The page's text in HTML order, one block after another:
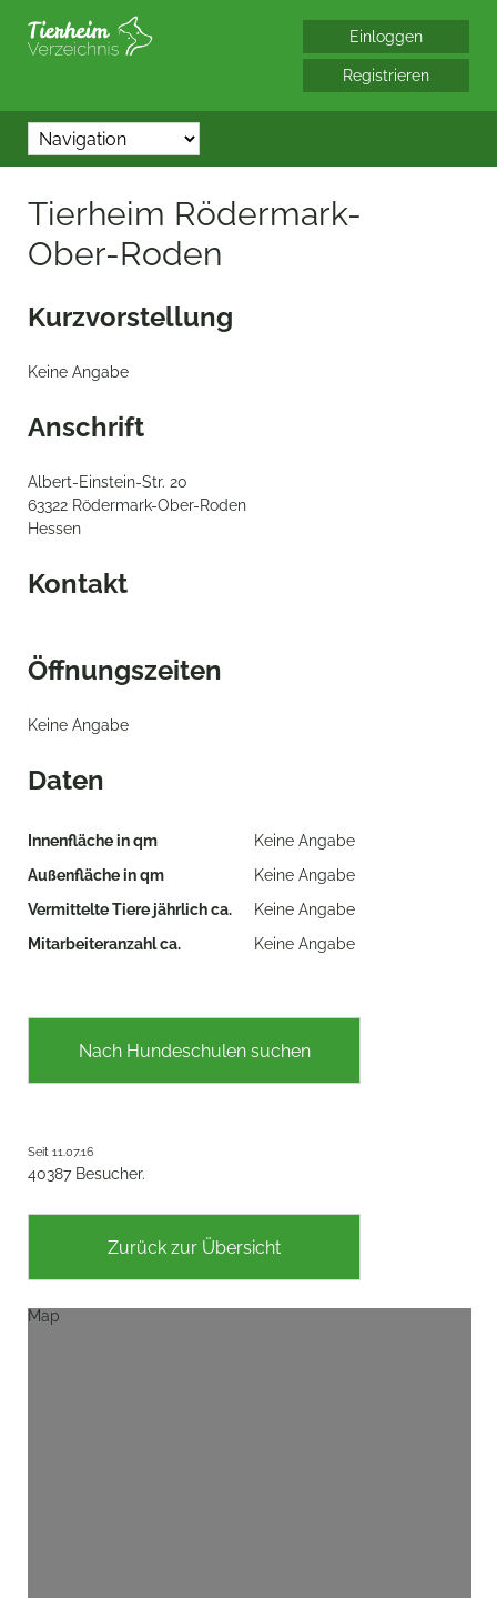
*/?> bool(false)
Tierheim Rödermark-
Ober-Roden
Kurzvorstellung
Keine Angabe
Anschrift
Albert-Einstein-Str. 20
63322 Rödermark-Ober-Roden
Hessen
Kontakt
Öffnungszeiten
Keine Angabe
Daten
Innenfläche in qm
Keine Angabe
Außenfläche in qm
Keine Angabe
Vermittelte Tiere jährlich ca.
Keine Angabe
Mitarbeiteranzahl ca.
Keine Angabe
Nach Hundeschulen suchen
Seit 11.07.16
40387 Besucher.
Zurück zur Übersicht
Map